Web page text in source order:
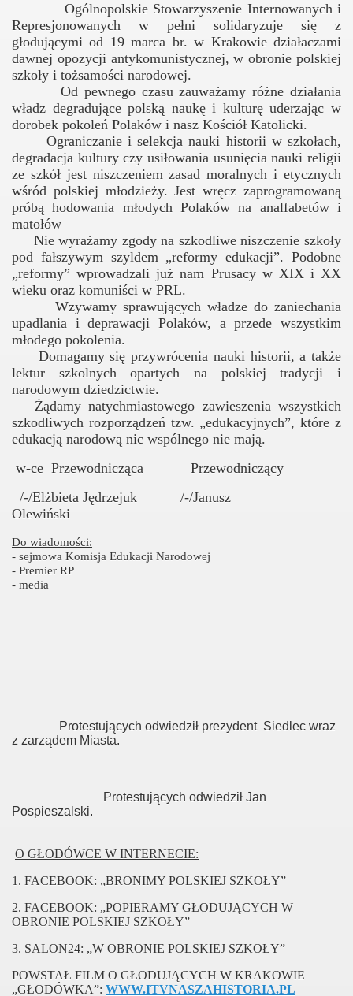
Ogólnopolskie Stowarzyszenie Internowanych i
Represjonowanych w pełni solidaryzuje się z
głodującymi od 19 marca br. w Krakowie działaczami
dawnej opozycji antykomunistycznej, w obronie polskiej
szkoły i tożsamości narodowej.
Od pewnego czasu zauważamy różne działania
władz degradujące polską naukę i kulturę uderzając w
dorobek pokoleń Polaków i nasz Kościół Katolicki.
Ograniczanie i selekcja nauki historii w szkołach,
degradacja kultury czy usiłowania usunięcia nauki religii
ze szkół jest niszczeniem zasad moralnych i etycznych
wśród polskiej młodzieży. Jest wręcz zaprogramowaną
próbą hodowania młodych Polaków na analfabetów i
matołów
Nie wyrażamy zgody na szkodliwe niszczenie szkoły
pod fałszywym szyldem „reformy edukacji”. Podobne
„reformy” wprowadzali już nam Prusacy w XIX i XX
wieku oraz komuniści w PRL.
Wzywamy sprawujących władze do zaniechania
upadlania i deprawacji Polaków, a przede wszystkim
młodego pokolenia.
Domagamy się przywrócenia nauki historii, a także
lektur szkolnych opartych na polskiej tradycji i
narodowym dziedzictwie.
Żądamy natychmiastowego zawieszenia wszystkich
szkodliwych rozporządzeń tzw. „edukacyjnych”, które z
edukacją narodową nic wspólnego nie mają.
w-ce Przewodnicząca Przewodniczący
/-/Elżbieta Jędrzejuk /-/Janusz
Olewiński
Do wiadomości:
- sejmowa Komisja Edukacji Narodowej
- Premier RP
- media
Protestujących odwiedził prezydent Siedlec wraz
z zarządem Miasta.
Protestujących odwiedził Jan
Pospieszalski.
O GŁODÓWCE W INTERNECIE:
1. FACEBOOK: „BRONIMY POLSKIEJ SZKOŁY”
2. FACEBOOK: „POPIERAMY GŁODUJĄCYCH W
OBRONIE POLSKIEJ SZKOŁY”
3. SALON24: „W OBRONIE POLSKIEJ SZKOŁY”
POWSTAŁ FILM O GŁODUJĄCYCH W KRAKOWIE
„GŁODÓWKA”: WWW.ITVNASZAHISTORIA.PL
i Janusza Olewińskiego